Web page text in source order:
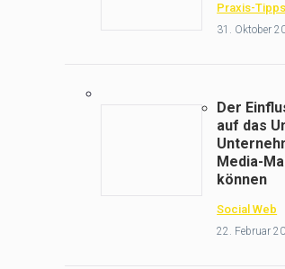
Praxis-Tipps
31. Oktober
Der
auf das
Media-
können
Social Web
22. Februar